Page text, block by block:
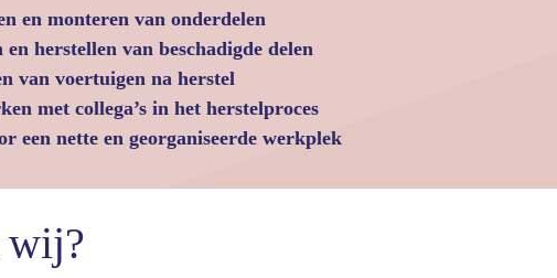
en monteren van onderdelen
en herstellen van beschadigde delen
van voertuigen na herstel
met collega’s in het herstelproces
een nette en georganiseerde werkplek